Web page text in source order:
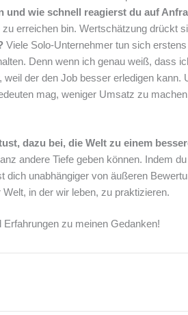
und wie schnell reagierst du auf
erreichen bin. Wertschätzung drückt
Viele Solo-Unternehmer tun sich
Denn wenn ich genau weiß, dass
weil der den Job besser erledigen
mag, weniger Umsatz zu
dazu bei, die Welt zu einem
andere Tiefe geben können. Indem
dich unabhängiger von äußeren
in der wir leben, zu praktizieren.
zu meinen Gedanken!